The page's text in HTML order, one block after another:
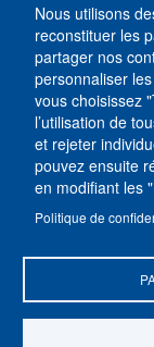
Contacts et
Nous utilisons
reconstituer les
partager nos
personnaliser
vous choisissez
l’utilisation de
et rejeter
pouvez ensuite
en modifiant les
Politique de